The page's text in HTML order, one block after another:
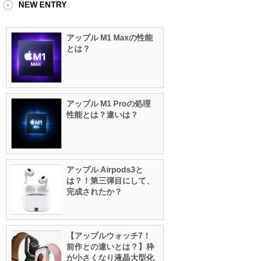
NEW ENTRY
アップル M1 Maxの性能
とは？
アップル M1 Proの処理
性能とは？違いは？
アップル Airpods3と
は？！第三弾目にして、
完成されたか？
【アップルウォッチ7！
前作との違いとは？】枠
が小さくなり液晶大型化